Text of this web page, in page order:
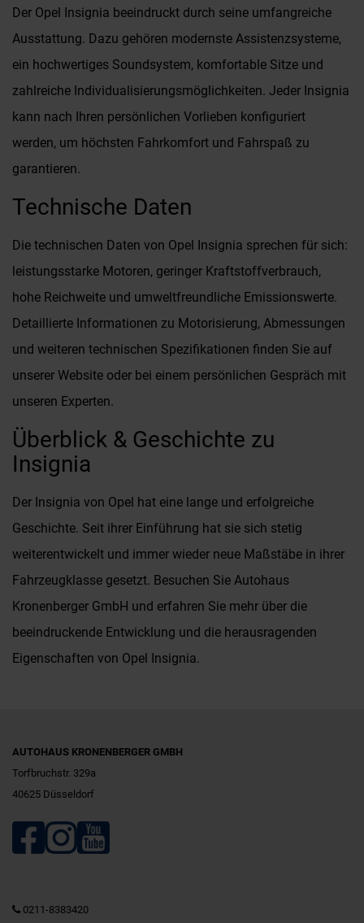
Der Opel Insignia beeindruckt durch seine umfangreiche
Ausstattung. Dazu gehören modernste Assistenzsysteme,
ein hochwertiges Soundsystem, komfortable Sitze und
zahlreiche Individualisierungsmöglichkeiten. Jeder Insignia
kann nach Ihren persönlichen Vorlieben konfiguriert
werden, um höchsten Fahrkomfort und Fahrspaß zu
garantieren.
Technische Daten
Die technischen Daten von Opel Insignia sprechen für sich:
leistungsstarke Motoren, geringer Kraftstoffverbrauch,
hohe Reichweite und umweltfreundliche Emissionswerte.
Detaillierte Informationen zu Motorisierung, Abmessungen
und weiteren technischen Spezifikationen finden Sie auf
unserer Website oder bei einem persönlichen Gespräch mit
unseren Experten.
Überblick & Geschichte zu
Insignia
Der Insignia von Opel hat eine lange und erfolgreiche
Geschichte. Seit ihrer Einführung hat sie sich stetig
weiterentwickelt und immer wieder neue Maßstäbe in ihrer
Fahrzeugklasse gesetzt. Besuchen Sie Autohaus
Kronenberger GmbH und erfahren Sie mehr über die
beeindruckende Entwicklung und die herausragenden
Eigenschaften von Opel Insignia.
AUTOHAUS KRONENBERGER GMBH
Torfbruchstr. 329a
40625 Düsseldorf
0211-8383420